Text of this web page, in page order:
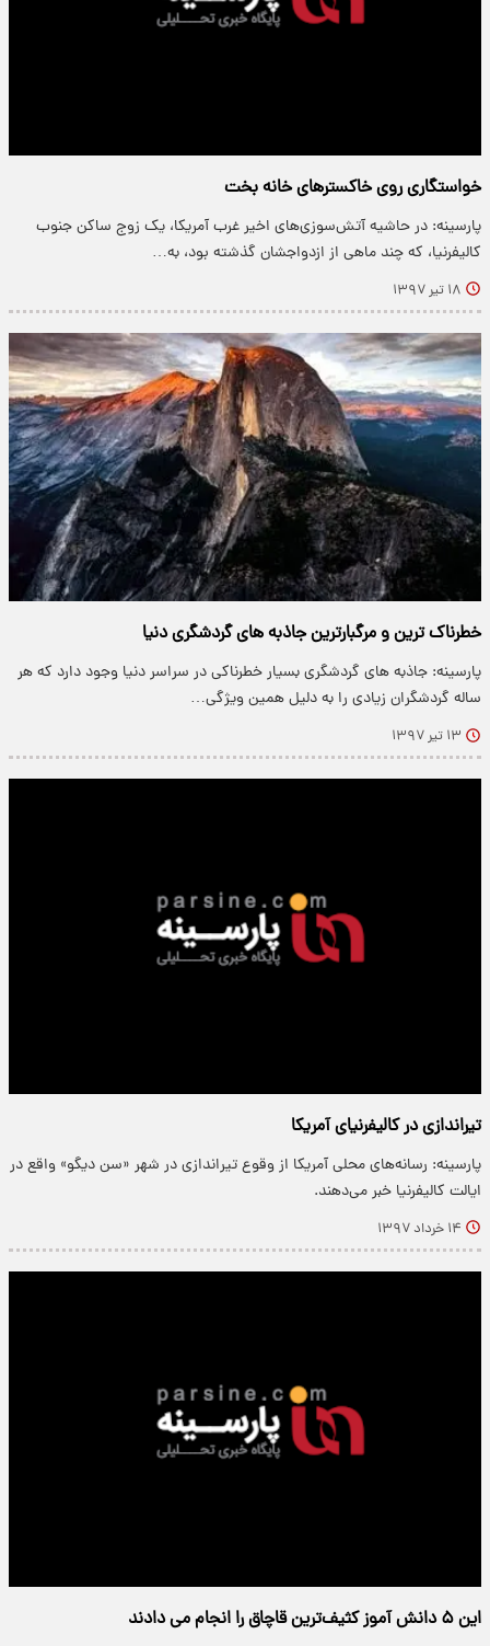
خواستگاری روی خاکستر‌های خانه بخت
پارسینه: در حاشیه آتش‌سوزی‌های اخیر غرب آمریکا، یک زوج ساکن جنوب
کالیفرنیا، که چند ماهی از ازدواجشان گذشته بود، به…
۱۸ تیر ۱۳۹۷
خطرناک ترین و مرگبارترین جاذبه های گردشگری دنیا
پارسینه: جاذبه های گردشگری بسیار خطرناکی در سراسر دنیا وجود دارد که هر
ساله گردشگران زیادی را به دلیل همین ویژگی…
۱۳ تیر ۱۳۹۷
تیراندازی در کالیفرنیای آمریکا
پارسینه: رسانه‌های محلی آمریکا از وقوع تیراندازی در شهر «سن دیگو» واقع در
ایالت کالیفرنیا خبر می‌دهند.
۱۴ خرداد ۱۳۹۷
این ۵ دانش آموز کثیف‌ترین قاچاق را انجام می دادند